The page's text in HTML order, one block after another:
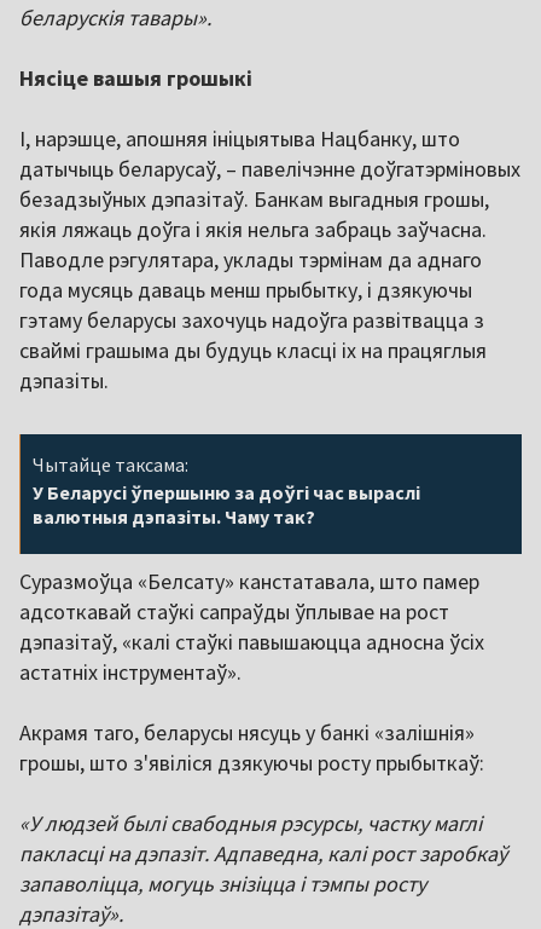
беларускія тавары».
Нясіце вашыя грошыкі
І, нарэшце, апошняя ініцыятыва Нацбанку, што
датычыць беларусаў, – павелічэнне доўгатэрміновых
безадзыўных дэпазітаў. Банкам выгадныя грошы,
якія ляжаць доўга і якія нельга забраць заўчасна.
Паводле рэгулятара, уклады тэрмінам да аднаго
года мусяць даваць менш прыбытку, і дзякуючы
гэтаму беларусы захочуць надоўга развітвацца з
сваймі грашыма ды будуць класці іх на працяглыя
дэпазіты.
Чытайце таксама:
У Беларусі ўпершыню за доўгі час выраслі
валютныя дэпазіты. Чаму так?
Суразмоўца «Белсату» канстатавала, што памер
адсоткавай стаўкі сапраўды ўплывае на рост
дэпазітаў, «калі стаўкі павышаюцца адносна ўсіх
астатніх інструментаў».
Акрамя таго, беларусы нясуць у банкі «залішнія»
грошы, што з'явіліся дзякуючы росту прыбыткаў:
«У людзей былі свабодныя рэсурсы, частку маглі
пакласці на дэпазіт. Адпаведна, калі рост заробкаў
запаволіцца, могуць знізіцца і тэмпы росту
дэпазітаў».